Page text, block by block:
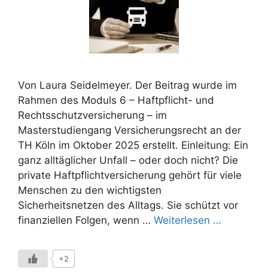
Von Laura Seidelmeyer. Der Beitrag wurde im
Rahmen des Moduls 6 – Haftpflicht- und
Rechtsschutzversicherung – im
Masterstudiengang Versicherungsrecht an der
TH Köln im Oktober 2025 erstellt. Einleitung: Ein
ganz alltäglicher Unfall – oder doch nicht? Die
private Haftpflichtversicherung gehört für viele
Menschen zu den wichtigsten
Sicherheitsnetzen des Alltags. Sie schützt vor
finanziellen Folgen, wenn … Weiterlesen …
+2